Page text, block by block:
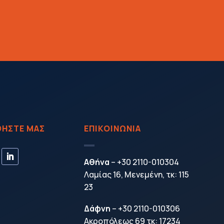
ΜΑΣ ΕΠΙΚΟΙΝΩΝΙΑ
Αθήνα – +30 2110-010304
Λαμίας 16, Μενεμένη, τκ: 115
23
Δάφνη – +30 2110-010306
Ακροπόλεως 69 τκ: 17234